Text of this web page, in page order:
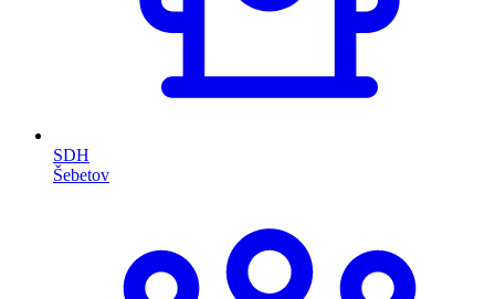
SDH
Šebetov